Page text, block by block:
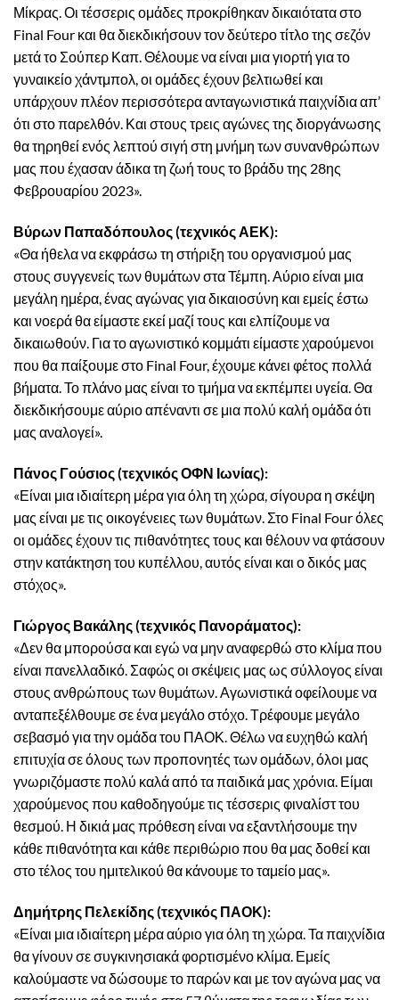
Μίκρας. Οι τέσσερις ομάδες προκρίθηκαν δικαιότατα στο
Final Four και θα διεκδικήσουν τον δεύτερο τίτλο της σεζόν
μετά το Σούπερ Καπ. Θέλουμε να είναι μια γιορτή για το
γυναικείο χάντμπολ, οι ομάδες έχουν βελτιωθεί και
υπάρχουν πλέον περισσότερα ανταγωνιστικά παιχνίδια απ’
ότι στο παρελθόν. Και στους τρεις αγώνες της διοργάνωσης
θα τηρηθεί ενός λεπτού σιγή στη μνήμη των συνανθρώπων
μας που έχασαν άδικα τη ζωή τους το βράδυ της 28ης
Φεβρουαρίου 2023».
Βύρων Παπαδόπουλος (τεχνικός ΑΕΚ):
«Θα ήθελα να εκφράσω τη στήριξη του οργανισμού μας
στους συγγενείς των θυμάτων στα Τέμπη. Αύριο είναι μια
μεγάλη ημέρα, ένας αγώνας για δικαιοσύνη και εμείς έστω
και νοερά θα είμαστε εκεί μαζί τους και ελπίζουμε να
δικαιωθούν. Για το αγωνιστικό κομμάτι είμαστε χαρούμενοι
που θα παίξουμε στο Final Four, έχουμε κάνει φέτος πολλά
βήματα. Το πλάνο μας είναι το τμήμα να εκπέμπει υγεία. Θα
διεκδικήσουμε αύριο απέναντι σε μια πολύ καλή ομάδα ότι
μας αναλογεί».
Πάνος Γούσιος (τεχνικός ΟΦΝ Ιωνίας):
«Είναι μια ιδιαίτερη μέρα για όλη τη χώρα, σίγουρα η σκέψη
μας είναι με τις οικογένειες των θυμάτων. Στο Final Four όλες
οι ομάδες έχουν τις πιθανότητες τους και θέλουν να φτάσουν
στην κατάκτηση του κυπέλλου, αυτός είναι και ο δικός μας
στόχος».
Γιώργος Βακάλης (τεχνικός Πανοράματος):
«Δεν θα μπορούσα και εγώ να μην αναφερθώ στο κλίμα που
είναι πανελλαδικό. Σαφώς οι σκέψεις μας ως σύλλογος είναι
στους ανθρώπους των θυμάτων. Αγωνιστικά οφείλουμε να
ανταπεξέλθουμε σε ένα μεγάλο στόχο. Τρέφουμε μεγάλο
σεβασμό για την ομάδα του ΠΑΟΚ. Θέλω να ευχηθώ καλή
επιτυχία σε όλους των προπονητές των ομάδων, όλοι μας
γνωριζόμαστε πολύ καλά από τα παιδικά μας χρόνια. Είμαι
χαρούμενος που καθοδηγούμε τις τέσσερις φιναλίστ του
θεσμού. Η δικιά μας πρόθεση είναι να εξαντλήσουμε την
κάθε πιθανότητα και κάθε περιθώριο που θα μας δοθεί και
στο τέλος του ημιτελικού θα κάνουμε το ταμείο μας».
Δημήτρης Πελεκίδης (τεχνικός ΠΑΟΚ):
«Είναι μια ιδιαίτερη μέρα αύριο για όλη τη χώρα. Τα παιχνίδια
θα γίνουν σε συγκινησιακά φορτισμένο κλίμα. Εμείς
καλούμαστε να δώσουμε το παρών και με τον αγώνα μας να